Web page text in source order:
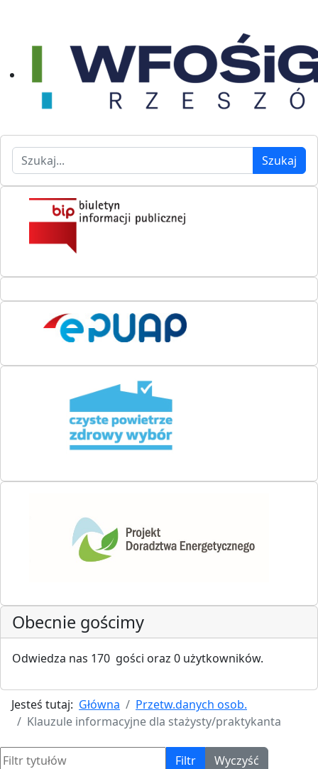
Szukaj Szukaj
Obecnie gościmy
Odwiedza nas 170 gości oraz 0 użytkowników.
Jesteś tutaj: Główna
Przetw.danych osob.
Klauzule informacyjne dla stażysty/praktykanta
Filtr tytułów Filtr Wyczyść